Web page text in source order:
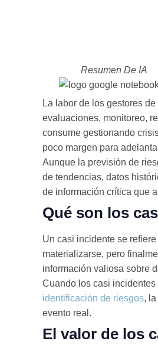
Resumen De IA
La labor de los gestores
evaluaciones, monitoreo,
consume gestionando
poco margen para
Aunque la previsión de
de tendencias, datos
de información crítica que
Qué son los
Un casi incidente se
materializarse, pero
información valiosa sobre
Cuando los casi
identificación de riesgos,
evento real.
El valor de los